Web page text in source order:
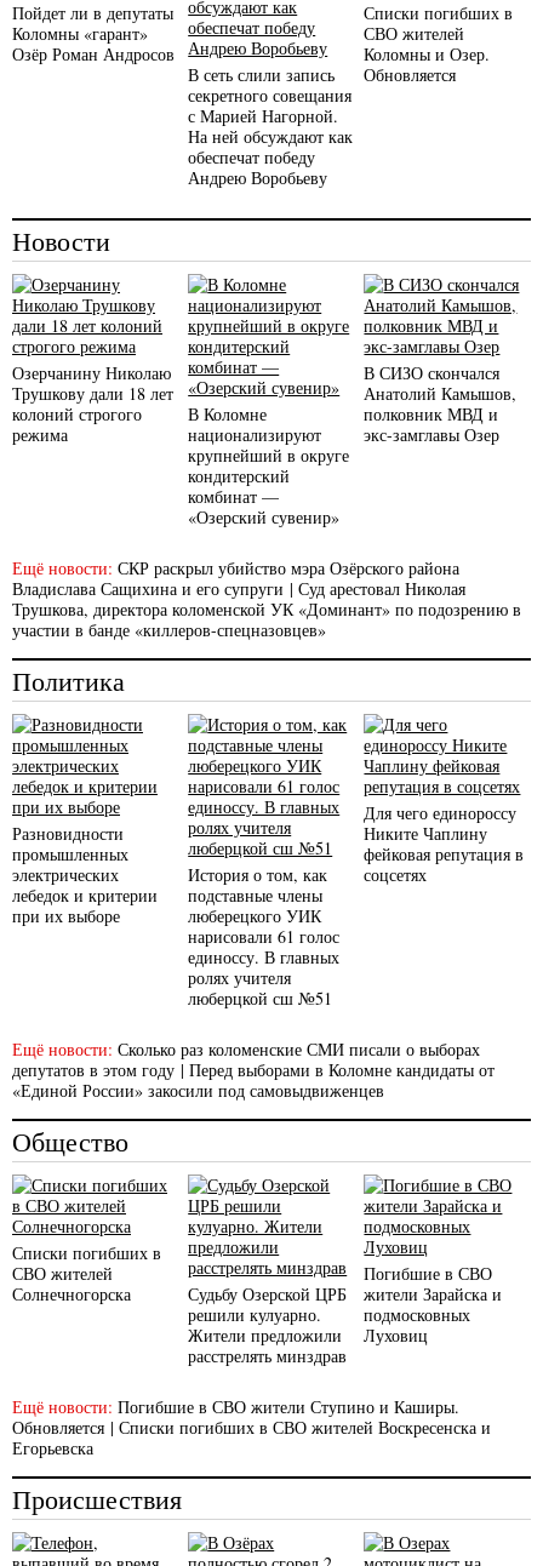
Пойдет ли в депутаты
Коломны «гарант»
Озёр Роман Андросов
В сеть слили запись
секретного совещания
с Марией Нагорной.
На ней обсуждают как
обеспечат победу
Андрею Воробьеву
Списки погибших в
СВО жителей
Коломны и Озер.
Обновляется
Новости
Озерчанину Николаю
Трушкову дали 18 лет
колоний строгого
режима
В Коломне
национализируют
крупнейший в округе
кондитерский
комбинат —
«Озерский сувенир»
В СИЗО скончался
Анатолий Камышов,
полковник МВД и
экс-замглавы Озер
Ещё новости: СКР раскрыл убийство мэра Озёрского района
Владислава Сащихина и его супруги | Суд арестовал Николая
Трушкова, директора коломенской УК «Доминант» по подозрению в
участии в банде «киллеров-спецназовцев»
Политика
Разновидности
промышленных
электрических
лебедок и критерии
при их выборе
История о том, как
подставные члены
люберецкого УИК
нарисовали 61 голос
единоссу. В главных
ролях учителя
люберцкой сш №51
Для чего единороссу
Никите Чаплину
фейковая репутация в
соцсетях
Ещё новости: Сколько раз коломенские СМИ писали о выборах
депутатов в этом году | Перед выборами в Коломне кандидаты от
«Единой России» закосили под самовыдвиженцев
Общество
Списки погибших в
СВО жителей
Солнечногорска
Судьбу Озерской ЦРБ
решили кулуарно.
Жители предложили
расстрелять минздрав
Погибшие в СВО
жители Зарайска и
подмосковных
Луховиц
Ещё новости: Погибшие в СВО жители Ступино и Каширы.
Обновляется | Списки погибших в СВО жителей Воскресенска и
Егорьевска
Происшествия